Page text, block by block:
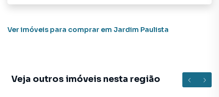
Ver imóveis para comprar em Jardim Paulista
Veja outros imóveis nesta região